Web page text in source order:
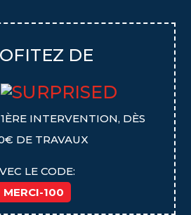
DE
INTERVENTION, DÈS
DE TRAVAUX
LE CODE:
MERCI-100